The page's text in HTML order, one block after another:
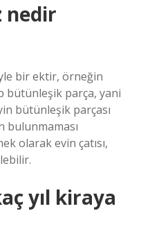
nedir
bir ektir, örneğin
bütünleşik parça, yani
bütünleşik parçası
bulunmaması
olarak evin çatısı,
yıl kiraya